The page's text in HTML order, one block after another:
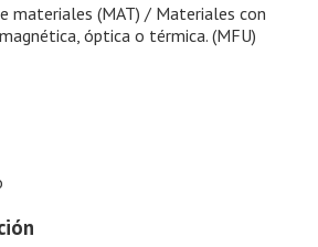
materiales (MAT) / Materiales con
óptica o térmica. (MFU)